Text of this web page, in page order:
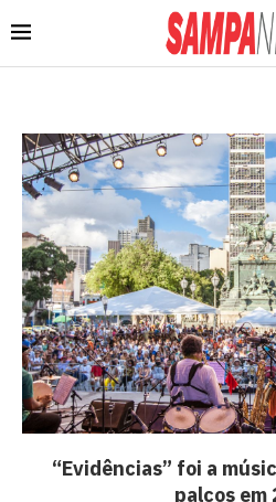
“Evidências” foi a
palcos em